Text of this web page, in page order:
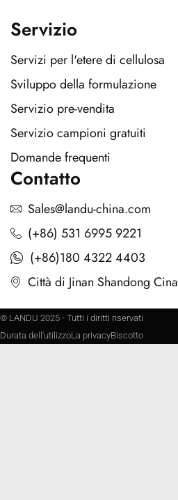
Servizio
Servizi per l'etere di cellulosa
Sviluppo della formulazione
Servizio pre-vendita
Servizio campioni gratuiti
Domande frequenti
Contatto
Sales@landu-china.com
(+86) 531 6995 9221
(+86)180 4322 4403
Città di Jinan Shandong Cina
© LANDU 2025 - Tutti i diritti riservati
Durata dell'utilizzoLa privacyBiscotto